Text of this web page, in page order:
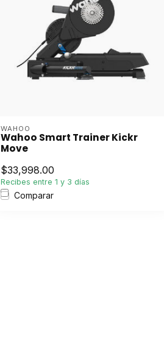
WAHOO
Wahoo Smart Trainer Kickr
Move
$33,998.00
Recibes entre 1 y 3 días
Comparar